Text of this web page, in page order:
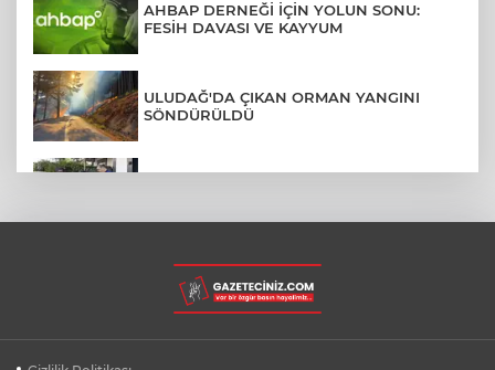
AHBAP DERNEĞİ İÇİN YOLUN SONU:
FESİH DAVASI VE KAYYUM
ULUDAĞ'DA ÇIKAN ORMAN YANGINI
SÖNDÜRÜLDÜ
ASLI HÜNEL'DEN BURSA'DA
UNUTULMAZ KONSER